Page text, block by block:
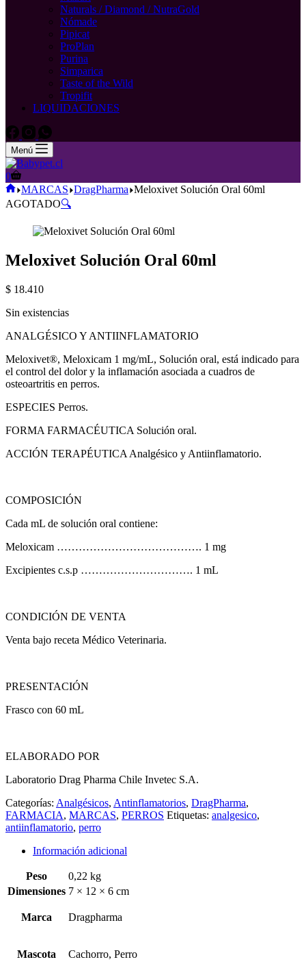
Naturals / Diamond / NutraGold
Nómade
Pipicat
ProPlan
Purina
Simparica
Taste of the Wild
Tropifit
LIQUIDACIONES
Menú
Carro
de
compra
0
Inicio
MARCAS DragPharma Meloxivet Solución Oral 60ml
AGOTADO🔍
Meloxivet Solución Oral 60ml
$ 18.410
Sin existencias
ANALGÉSICO Y ANTIINFLAMATORIO
Meloxivet®, Meloxicam 1 mg/mL, Solución oral, está indicado para
el control del dolor y la inflamación asociada a cuadros de
osteoartritis en perros.
ESPECIES Perros.
FORMA FARMACÉUTICA Solución oral.
ACCIÓN TERAPÉUTICA Analgésico y Antiinflamatorio.
COMPOSICIÓN
Cada mL de solución oral contiene:
Meloxicam …………………………………. 1 mg
Excipientes c.s.p …………………………. 1 mL
CONDICIÓN DE VENTA
Venta bajo receta Médico Veterinaria.
PRESENTACIÓN
Frasco con 60 mL
ELABORADO POR
Laboratorio Drag Pharma Chile Invetec S.A.
Categorías: Analgésicos, Antinflamatorios, DragPharma,
FARMACIA, MARCAS, PERROS Etiquetas: analgesico,
antiinflamatorio, perro
Información adicional
Peso
0,22 kg
Dimensiones 7 × 12 × 6 cm
Marca Dragpharma
Mascota Cachorro, Perro